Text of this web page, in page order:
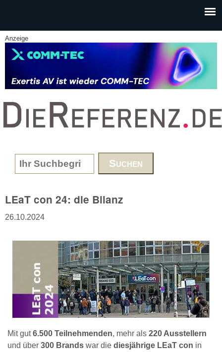
Anzeige
www.DieReferenz.de
Search form
LEaT con 24: die Bilanz
26.10.2024
Mit gut6.500 Teilnehmenden, mehr als 220 Ausstellern
und über 300 Brands war die diesjährige LEaT con in